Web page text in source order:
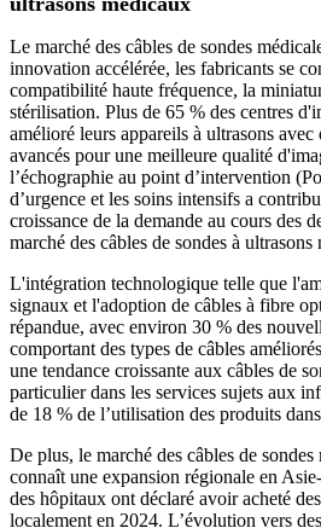
Le marché des câbles de sondes
innovation accélérée, les fabricants se
compatibilité haute fréquence, la
stérilisation. Plus de 65 % des centres
amélioré leurs appareils à ultrasons avec
avancés pour une meilleure qualité
l’échographie au point d’intervention
d’urgence et les soins intensifs a
croissance de la demande au cours des
marché des câbles de sondes à ultrasons
L'intégration technologique telle que
signaux et l'adoption de câbles à fibre
répandue, avec environ 30 % des
comportant des types de câbles
une tendance croissante aux câbles de
particulier dans les services sujets aux
de 18 % de l’utilisation des produits
De plus, le marché des câbles de sondes
connaît une expansion régionale en
des hôpitaux ont déclaré avoir acheté
localement en 2024. L’évolution vers